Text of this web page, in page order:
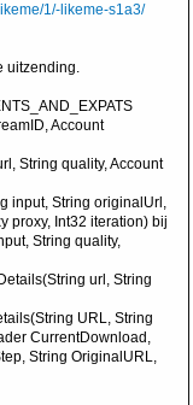
1/-likeme-s1a3/
uitzending.
Account
String quality, Account
input, String originalUrl,
proxy, Int32 iteration) bij
String quality,
url, String
URL, String
CurrentDownload,
String OriginalURL,